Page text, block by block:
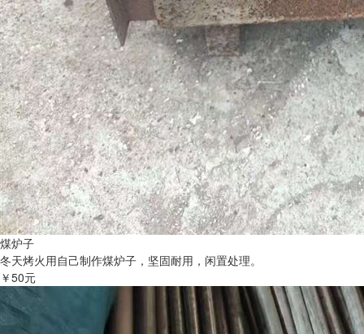
煤炉子
冬天烤火用自己制作煤炉子，坚固耐用，闲置处理。
￥50元